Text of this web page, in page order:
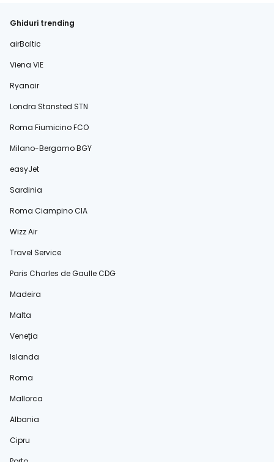
Ghiduri trending
airBaltic
Viena VIE
Ryanair
Londra Stansted STN
Roma Fiumicino FCO
Milano-Bergamo BGY
easyJet
Sardinia
Roma Ciampino CIA
Wizz Air
Travel Service
Paris Charles de Gaulle CDG
Madeira
Malta
Veneția
Islanda
Roma
Mallorca
Albania
Cipru